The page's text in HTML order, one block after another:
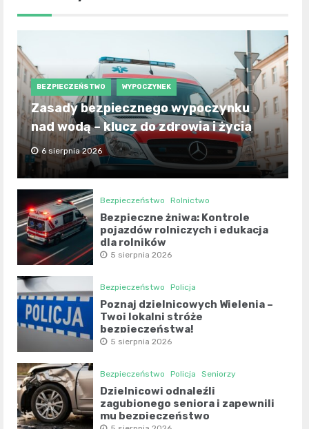
BEZPIECZEŃSTWO WYPOCZYNEK
Zasady bezpiecznego wypoczynku
nad wodą – klucz do zdrowia i życia
6 sierpnia 2026
Bezpieczeństwo Rolnictwo
Bezpieczne żniwa: Kontrole
pojazdów rolniczych i edukacja
dla rolników
5 sierpnia 2026
Bezpieczeństwo Policja
Poznaj dzielnicowych Wielenia –
Twoi lokalni stróże
bezpieczeństwa!
5 sierpnia 2026
Bezpieczeństwo Policja Seniorzy
Dzielnicowi odnaleźli
zagubionego seniora i zapewnili
mu bezpieczeństwo